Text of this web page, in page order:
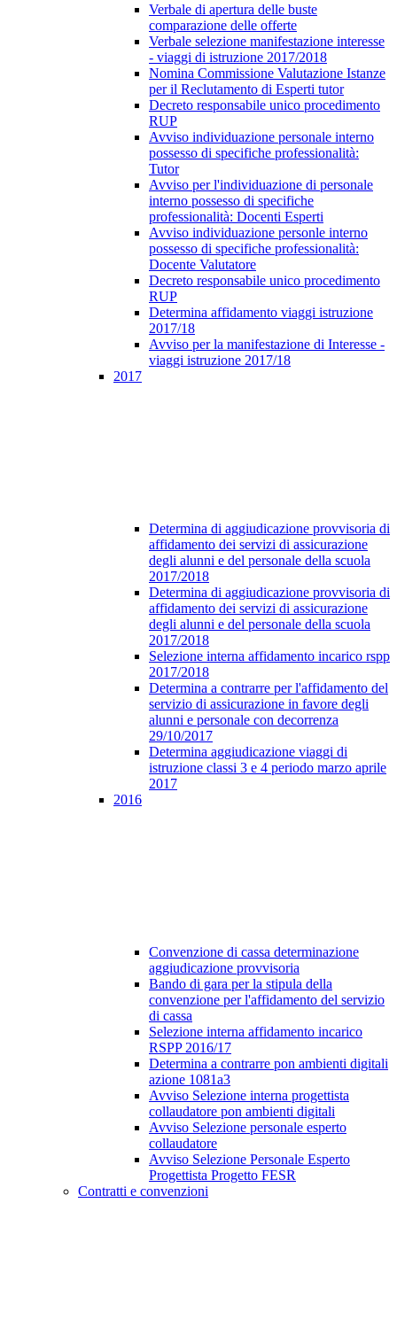
Verbale di apertura delle buste
comparazione delle offerte
Verbale selezione manifestazione interesse
- viaggi di istruzione 2017/2018
Nomina Commissione Valutazione Istanze
per il Reclutamento di Esperti tutor
Decreto responsabile unico procedimento
RUP
Avviso individuazione personale interno
possesso di specifiche professionalità:
Tutor
Avviso per l'individuazione di personale
interno possesso di specifiche
professionalità: Docenti Esperti
Avviso individuazione personle interno
possesso di specifiche professionalità:
Docente Valutatore
Decreto responsabile unico procedimento
RUP
Determina affidamento viaggi istruzione
2017/18
Avviso per la manifestazione di Interesse -
viaggi istruzione 2017/18
2017
Determina di aggiudicazione provvisoria di
affidamento dei servizi di assicurazione
degli alunni e del personale della scuola
2017/2018
Determina di aggiudicazione provvisoria di
affidamento dei servizi di assicurazione
degli alunni e del personale della scuola
2017/2018
Selezione interna affidamento incarico rspp
2017/2018
Determina a contrarre per l'affidamento del
servizio di assicurazione in favore degli
alunni e personale con decorrenza
29/10/2017
Determina aggiudicazione viaggi di
istruzione classi 3 e 4 periodo marzo aprile
2017
2016
Convenzione di cassa determinazione
aggiudicazione provvisoria
Bando di gara per la stipula della
convenzione per l'affidamento del servizio
di cassa
Selezione interna affidamento incarico
RSPP 2016/17
Determina a contrarre pon ambienti digitali
azione 1081a3
Avviso Selezione interna progettista
collaudatore pon ambienti digitali
Avviso Selezione personale esperto
collaudatore
Avviso Selezione Personale Esperto
Progettista Progetto FESR
Contratti e convenzioni